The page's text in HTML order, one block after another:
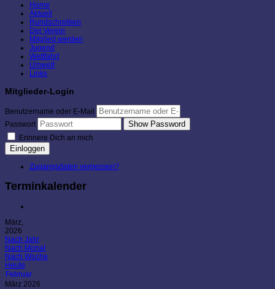
Home
Aktuell
Rundschreiben
Der Verein
Mitglied werden
Jugend
Wettfahrt
Umwelt
Links
Mitglieder-Login
Benutzername oder E-Mail
Passwort
Show Password
Erinnere Dich an mich
Einloggen
Zugangsdaten vergessen?
Terminkalender
März,
2026
Nach Jahr
Nach Monat
Nach Woche
Heute
Februar
März 2026